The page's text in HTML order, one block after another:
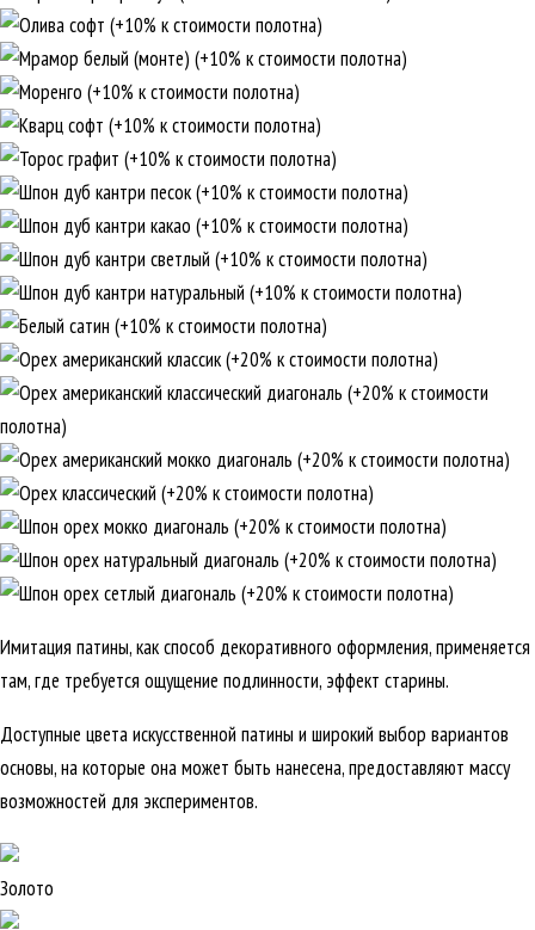
Имитация патины, как способ декоративного оформления, применяется
там, где требуется ощущение подлинности, эффект старины.
Доступные цвета искусственной патины и широкий выбор вариантов
основы, на которые она может быть нанесена, предоставляют массу
возможностей для экспериментов.
Золото